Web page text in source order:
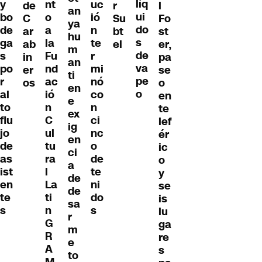
y
bo
de
ga
s
po
r
al
to
flu
jo
de
as
ist
en
te
s
de
C
ar
ab
in
er
os
nt
o
a
la
Fu
nd
ac
ió
n
C
ul
tu
ra
l
La
ti
n
G
R
A
an
ya
hu
m
an
ti
en
e
ex
ig
en
ci
a
de
de
sa
r
m
e
to
uc
ió
n
te
r
mi
nó
co
n
ci
nc
o
de
te
ni
do
s
r
Su
bt
el
líq
ui
do
s
de
va
pe
o
l
Fo
st
er,
pa
se
o
en
te
lef
ér
ic
o
y
se
is
lu
ga
re
s